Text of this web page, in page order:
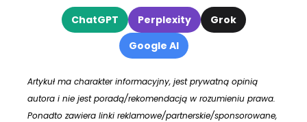
ChatGPT Perplexity
Grok
Google AI
Artykuł ma charakter informacyjny, jest prywatną opinią
autora i nie jest poradą/rekomendacją w rozumieniu prawa.
Ponadto zawiera linki reklamowe/partnerskie/sponsorowane,